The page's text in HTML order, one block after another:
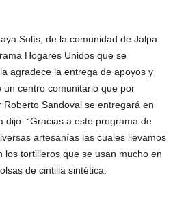
Solís, de la comunidad de Jalpa
Hogares Unidos que se
agradece la entrega de apoyos y
centro comunitario que por
Sandoval se entregará en
dijo: “Gracias a este programa de
artesanías las cuales llevamos
los tortilleros que se usan mucho en
de cintilla sintética.